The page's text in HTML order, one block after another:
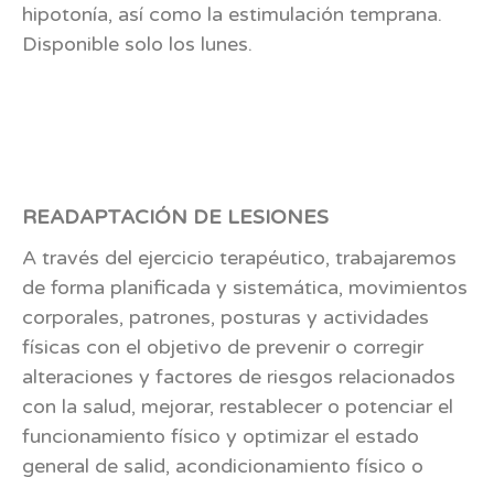
hipotonía, así como la estimulación temprana.
Disponible solo los lunes.
READAPTACIÓN DE LESIONES
A través del ejercicio terapéutico, trabajaremos
de forma planificada y sistemática, movimientos
corporales, patrones, posturas y actividades
físicas con el objetivo de prevenir o corregir
alteraciones y factores de riesgos relacionados
con la salud, mejorar, restablecer o potenciar el
funcionamiento físico y optimizar el estado
general de salid, acondicionamiento físico o